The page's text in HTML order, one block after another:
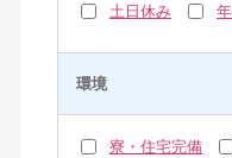
土日休み
環境
寮・住宅完備